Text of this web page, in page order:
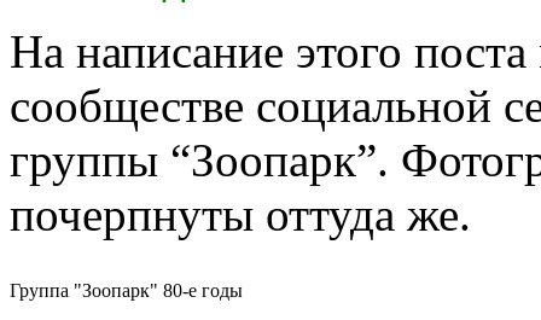
На написание этого
сообществе социальной
группы “Зоопарк”.
почерпнуты оттуда же.
Группа "Зоопарк" 80-е годы